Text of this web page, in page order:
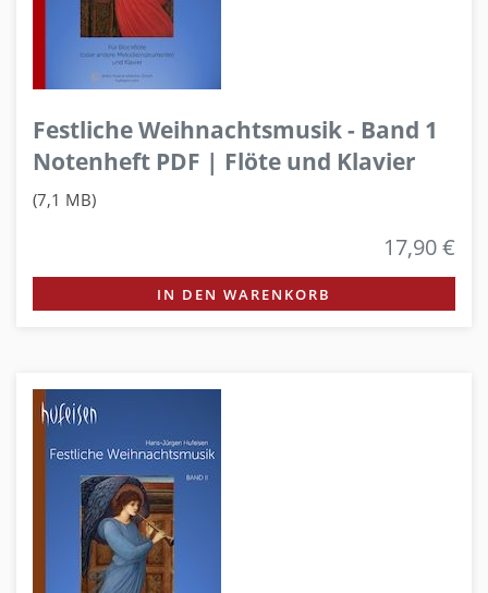
Festliche Weihnachtsmusik - Band 1
Notenheft PDF | Flöte und Klavier
(7,1 MB)
17,90 €
IN DEN WARENKORB